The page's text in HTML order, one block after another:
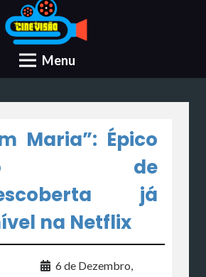
Menu
Maria”: Épico
de
já
na Netflix
6 de Dezembro,